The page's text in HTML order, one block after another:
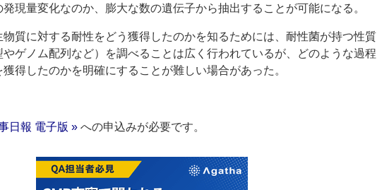
現量変化なのか、膨大な数の遺伝子から抽出することが可能になる。
質に対する耐性をどう獲得したのかを知るためには、耐性菌が持つ性質
やゲノム配列など）を調べることは広く行われているが、どのような過程
得したのかを明確にすることが難しい場合があった。
日報 電子版 » への申込みが必要です。